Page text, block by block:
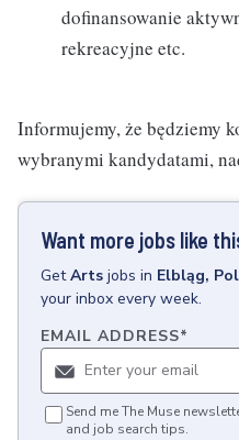
dofinansowanie
rekreacyjne etc.
Informujemy, że będziemy
wybranymi kandydatami,
Want more jobs like
GetArts jobs in Elbląg,
your inbox every week.
EMAIL ADDRESS*
Send me The Muse
and job search tips.